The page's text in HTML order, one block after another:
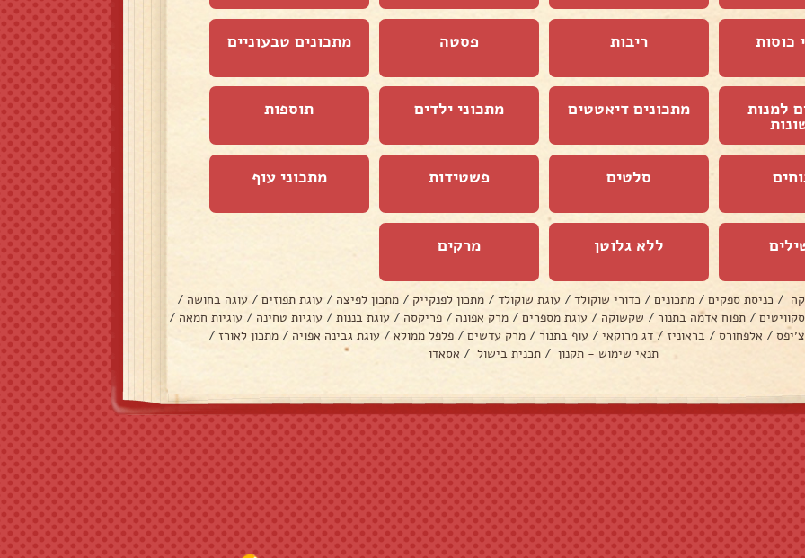
כוסות ריבות פסטה מתכונים טבעוניים
למנות מתכונים דיאטטים מתכוני ילדים תוספות
סלטים פשטידות מתכוני עוף
ללא גלוטן מרקים
/ כניסת ספקים / מתכונים / כדורי שוקולד / עוגת שוקולד / מתכון לפנקייק / מתכון לפיצה / עוגת תפוזים / עוגה בחושה /
/ תפוח אדמה בתנור / שקשוקה / עוגת מספרים / מרק אפונה / פריקסה / עוגת בננות / עוגיות טחינה / עוגיות חמאה /
/ אלפחורס / בראוניז / דג מרוקאי / עוף בתנור / מרק עדשים / פלפל ממולא / עוגת גבינה אפויה / מתכון לאורז /
תנאי שימוש - תקנון / תכנית בישול / אסאדו